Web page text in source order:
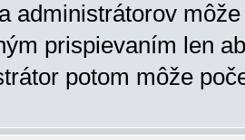
administrátorov
prispievaním len
potom môže